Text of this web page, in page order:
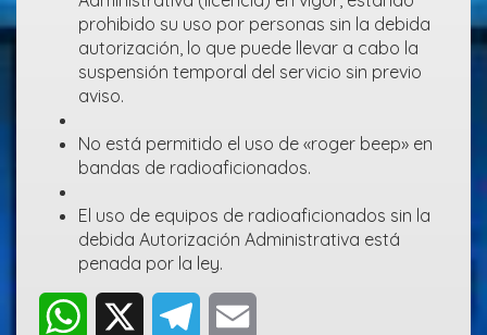
prohibido su uso por personas sin la debida
autorización, lo que puede llevar a cabo la
suspensión temporal del servicio sin previo
aviso.
No está permitido el uso de «roger beep» en
bandas de radioaficionados.
El uso de equipos de radioaficionados sin la
debida Autorización Administrativa está
penada por la ley.